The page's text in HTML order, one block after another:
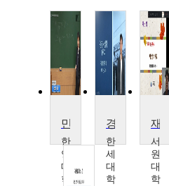
한
양
대
학
한
세
대
학
서
원
대
학